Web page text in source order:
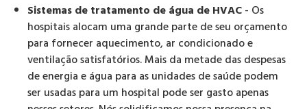
Sistemas de tratamento de água de HVAC- Os
hospitais alocam uma grande parte de seu orçamento
para fornecer aquecimento, ar condicionado e
ventilação satisfatórios. Mais da metade das despesas
de energia e água para as unidades de saúde podem
ser usadas para um hospital pode ser gasto apenas